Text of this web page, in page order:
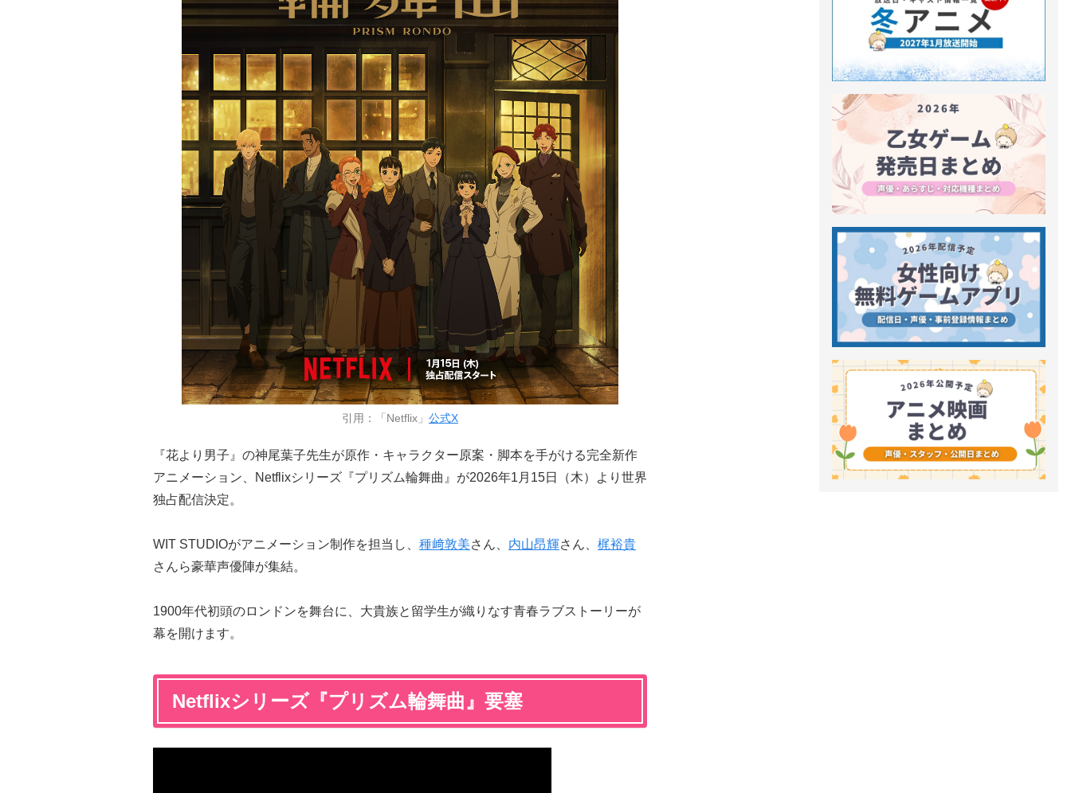
引用：「Netflix」 公式X
『花より男子』の神尾葉子先生が原作・キャラクター原案・脚本を手がける完全新作
アニメーション、Netflixシリーズ『プリズム輪舞曲』が2026年1月15日（木）より世界
独占配信決定。
WIT STUDIOがアニメーション制作を担当し、 種﨑敦美さん、 内山昂輝さん、 梶裕貴
さんら豪華声優陣が集結。
1900年代初頭のロンドンを舞台に、大貴族と留学生が織りなす青春ラブストーリーが
幕を開けます。
Netflixシリーズ『プリズム輪舞曲』要塞